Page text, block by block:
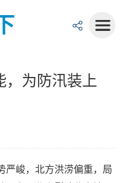
，为防汛装上
严峻，北方洪涝偏重，局